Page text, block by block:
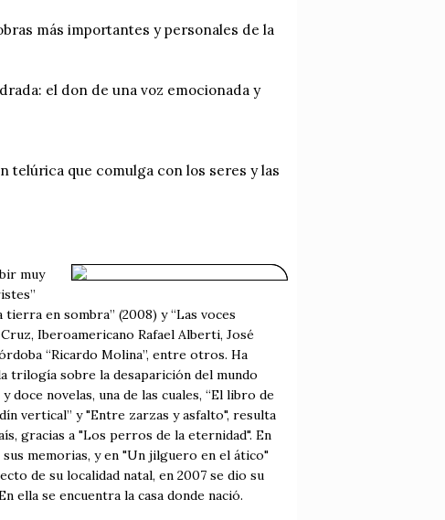
más importantes y personales de la
el don de una voz emocionada y
telúrica que comulga con los seres y las
muy
tierra en sombra” (2008) y “Las voces
Iberoamericano Rafael Alberti, José
“Ricardo Molina”, entre otros. Ha
trilogía sobre la desaparición del mundo
novelas, una de las cuales, “El libro de
vertical” y "Entre zarzas y asfalto", resulta
gracias a "Los perros de la eternidad". En
memorias, y en "Un jilguero en el ático"
de su localidad natal, en 2007 se dio su
ella se encuentra la casa donde nació.